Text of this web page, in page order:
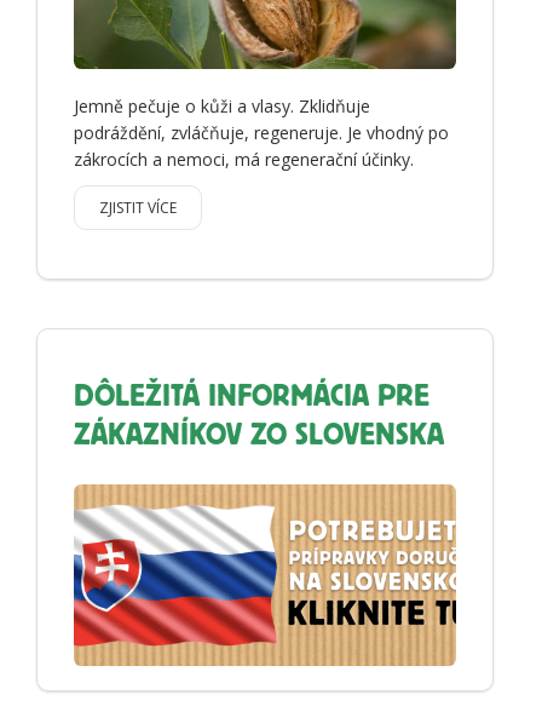
Jemně pečuje o kůži a vlasy. Zklidňuje
podráždění, zvláčňuje, regeneruje. Je vhodný po
zákrocích a nemoci, má regenerační účinky.
ZJISTIT VÍCE
DÔLEŽITÁ INFORMÁCIA PRE
ZÁKAZNÍKOV ZO SLOVENSKA